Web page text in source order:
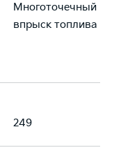
Многоточечный
впрыск топлива
249